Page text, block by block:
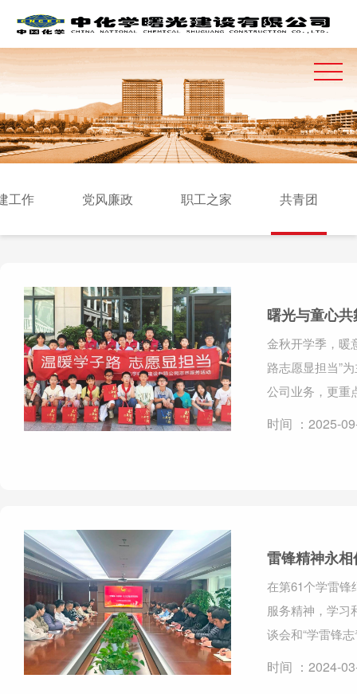
工作 党风廉政 职工之家 共青团
曙光与童心
金秋开学季，暖
路志愿显担当”
公司业务，更重
时间 ：2025-
雷锋精神永
在第61个学雷锋
服务精神，学习
谈会和“学雷锋
时间 ：2024-